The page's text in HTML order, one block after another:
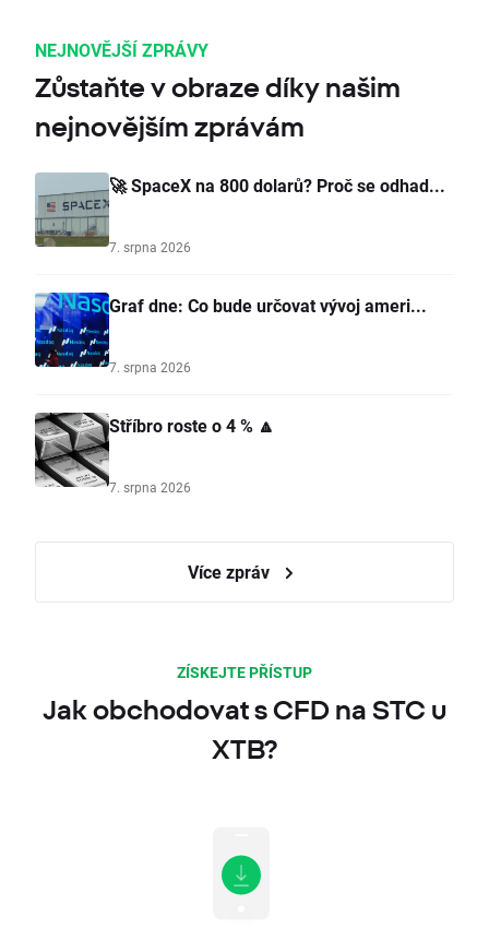
NEJNOVĚJŠÍ ZPRÁVY
Zůstaňte v obraze díky našim
nejnovějším zprávám
🚀 SpaceX na 800 dolarů? Proč se odhad...
7. srpna 2026
Graf dne: Co bude určovat vývoj ameri...
7. srpna 2026
Stříbro roste o 4 % 🔼
7. srpna 2026
Více zpráv
ZÍSKEJTE PŘÍSTUP
Jak obchodovat s CFD na STC u
XTB?